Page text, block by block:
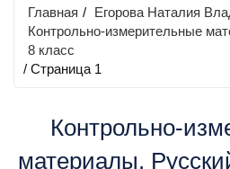
Главная / Егорова Наталия
Контрольно-измерительные
8 класс
/ Страница 1
Контрольно-
материалы.